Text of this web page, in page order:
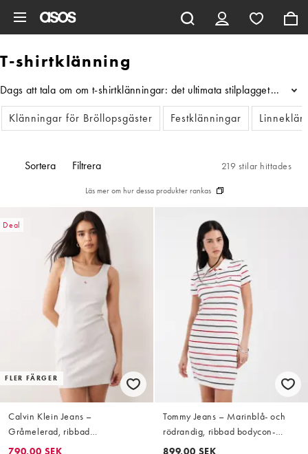
T-shirtklänning
Dags att tala om om t-shirtklänningar: det ultimata stilplagget som
...
Klänningar för Bröllopsgäster
Festklänningar
Sortera Filtrera 219 stilar hittades
Läs mer om hur dessa produkter rankas
Deal
FLER FÄRGER
Calvin Klein Jeans –
Gråmelerad, ribbad
miniklänning med märke
790,00 SEK
Tommy Jeans – Marinblå- och
rödrandig, ribbad bodycon-
klänning med pikékrage
899,00 SEK